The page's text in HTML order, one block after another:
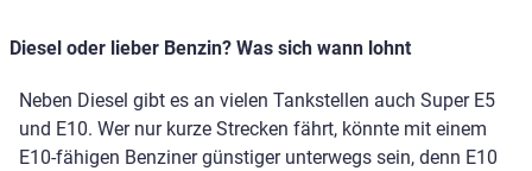
Diesel oder lieber Benzin? Was sich wann lohnt
Neben Diesel gibt es an vielen Tankstellen auch Super E5
und E10. Wer nur kurze Strecken fährt, könnte mit einem
E10-fähigen Benziner günstiger unterwegs sein, denn E10